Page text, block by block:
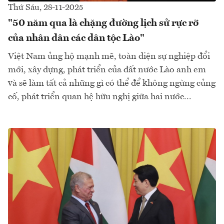
Thứ Sáu, 28-11-2025
"50 năm qua là chặng đường lịch sử rực rỡ
của nhân dân các dân tộc Lào"
Việt Nam ủng hộ mạnh mẽ, toàn diện sự nghiệp đổi
mới, xây dựng, phát triển của đất nước Lào anh em
và sẽ làm tất cả những gì có thể để không ngừng củng
cố, phát triển quan hệ hữu nghị giữa hai nước...